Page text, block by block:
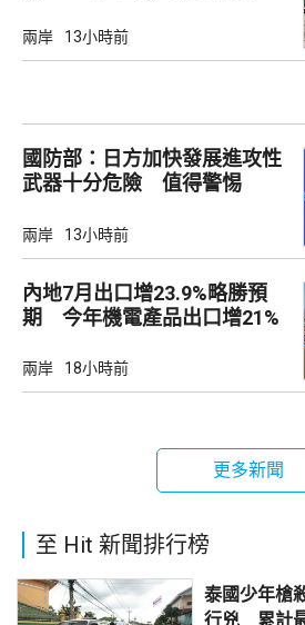
兩岸 13小時前
國防部：日方加快發展進攻性
武器十分危險 值得警惕
兩岸 13小時前
內地7月出口增23.9%略勝預
期 今年機電產品出口增21%
兩岸 18小時前
更多新聞
至 Hit 新聞排行榜
泰國少年槍
行兇 累計